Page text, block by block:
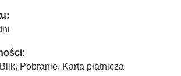
Pobranie, Karta płatnicza